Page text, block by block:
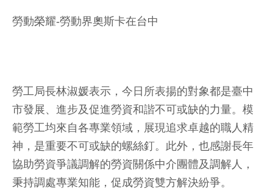
勞動榮耀-勞動界奧斯卡在台中
勞工局長林淑媛表示，今日所表揚的對象都是臺中
市發展、進步及促進勞資和諧不可或缺的力量。模
範勞工均來自各專業領域，展現追求卓越的職人精
神，是重要不可或缺的螺絲釘。此外，也感謝長年
協助勞資爭議調解的勞資關係中介團體及調解人，
秉持調處專業知能，促成勞資雙方解決紛爭。